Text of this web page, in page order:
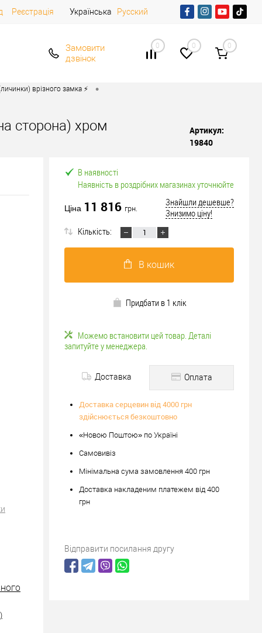
Реєстрація Українська Русский
Замовити
дзвінок
0 0 0
врізного замка ⚡️ •
сторона) хром
Артикул:
19840
В наявності
Наявність в роздрібних магазинах уточнюйте
Ціна 11 816 грн.
Знайшли дешевше?
Знизимо ціну!
Кількість:
В кошик
Придбати в 1 клік
Можемо встановити цей товар. Деталі
запитуйте у менеджера.
Доставка Оплата
Доставка серцевин від 4000 грн
здійснюється безкоштовно
«Новою Поштою» по Україні
Самовивіз
Мінімальна сума замовлення 400 грн
Доставка накладеним платежем від 400
грн
Відправити посилання другу